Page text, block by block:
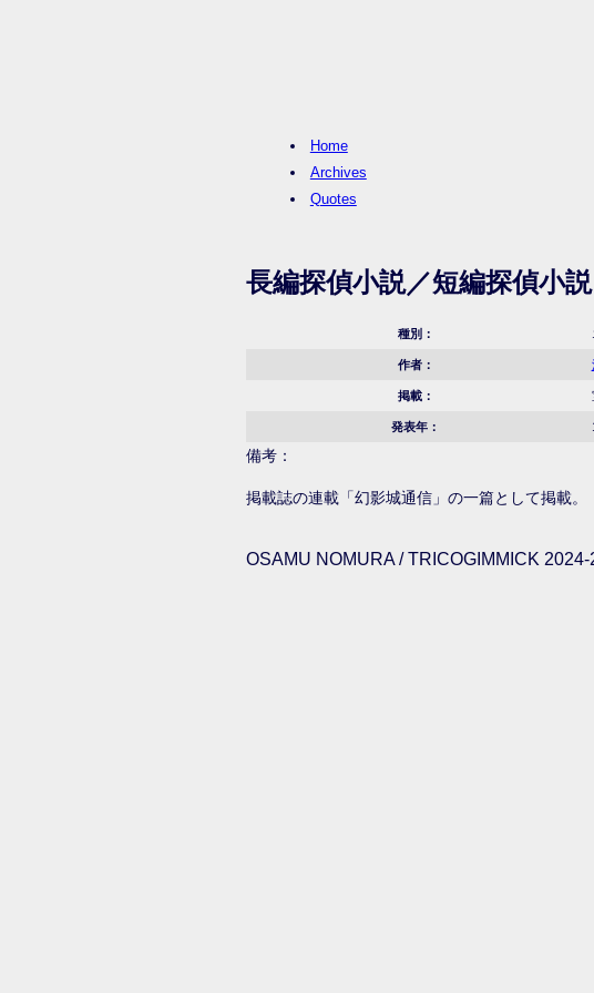
Home
Archives
Quotes
長編探偵小説／短編探偵小説
種別：
作者：
掲載：
発表年：
備考：
掲載誌の連載「幻影城通信」の一篇として掲載。
OSAMU NOMURA / TRICOGIMMICK 2024-